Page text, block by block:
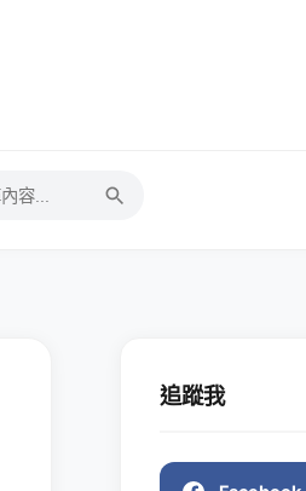
追蹤我